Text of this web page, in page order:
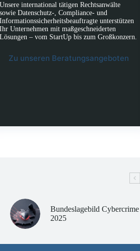
Unsere international tätigen Rechtsanwälte
sowie Datenschutz-, Compliance- und
Informationssicherheitsbeauftragte unterstützen
Ihr Unternehmen mit maßgeschneiderten
Lösungen – vom StartUp bis zum Großkonzern.
Zu unseren Beratungsangeboten
Bundeslagebild Cybercrime
2025